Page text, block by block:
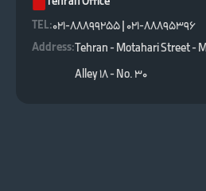
TEL :
021-88895396 | 021-88899255
Address:Tehran - Motahari Street -
Alley 18 - No. 30